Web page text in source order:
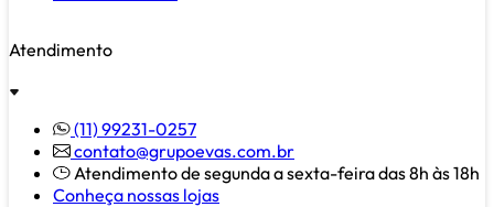
Atendimento
(11) 99231-0257
contato@grupoevas.com.br
Atendimento de segunda a sexta-feira das 8h às 18h
Conheça nossas lojas